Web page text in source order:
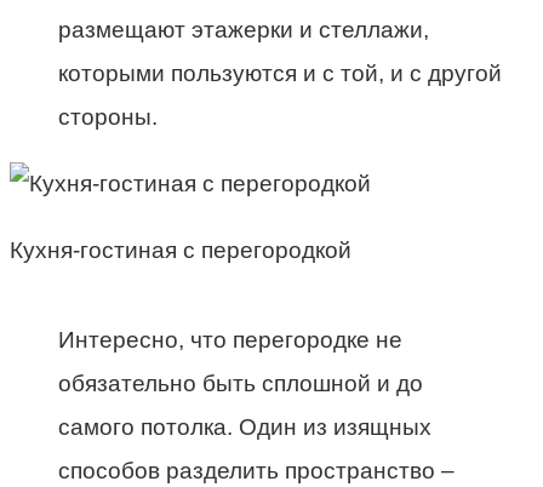
размещают этажерки и стеллажи,
которыми пользуются и с той, и с другой
стороны.
Кухня-гостиная с перегородкой
Интересно, что перегородке не
обязательно быть сплошной и до
самого потолка. Один из изящных
способов разделить пространство –